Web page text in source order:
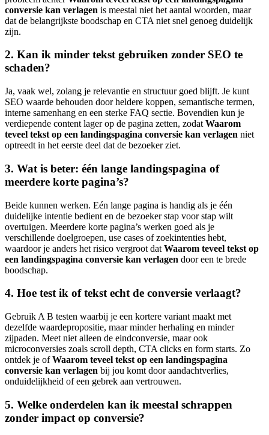
conversie kan verlagen is meestal niet het aantal woorden, maar
dat de belangrijkste boodschap en CTA niet snel genoeg duidelijk
zijn.
2. Kan ik minder tekst gebruiken zonder SEO te
schaden?
Ja, vaak wel, zolang je relevantie en structuur goed blijft. Je kunt
SEO waarde behouden door heldere koppen, semantische termen,
interne samenhang en een sterke FAQ sectie. Bovendien kun je
verdiepende content lager op de pagina zetten, zodat Waarom
teveel tekst op een landingspagina conversie kan verlagen niet
optreedt in het eerste deel dat de bezoeker ziet.
3. Wat is beter: één lange landingspagina of
meerdere korte pagina’s?
Beide kunnen werken. Eén lange pagina is handig als je één
duidelijke intentie bedient en de bezoeker stap voor stap wilt
overtuigen. Meerdere korte pagina’s werken goed als je
verschillende doelgroepen, use cases of zoekintenties hebt,
waardoor je anders het risico vergroot dat Waarom teveel tekst op
een landingspagina conversie kan verlagen door een te brede
boodschap.
4. Hoe test ik of tekst echt de conversie verlaagt?
Gebruik A B testen waarbij je een kortere variant maakt met
dezelfde waardepropositie, maar minder herhaling en minder
zijpaden. Meet niet alleen de eindconversie, maar ook
microconversies zoals scroll depth, CTA clicks en form starts. Zo
ontdek je ofWaarom teveel tekst op een landingspagina
conversie kan verlagen bij jou komt door aandachtverlies,
onduidelijkheid of een gebrek aan vertrouwen.
5. Welke onderdelen kan ik meestal schrappen
zonder impact op conversie?